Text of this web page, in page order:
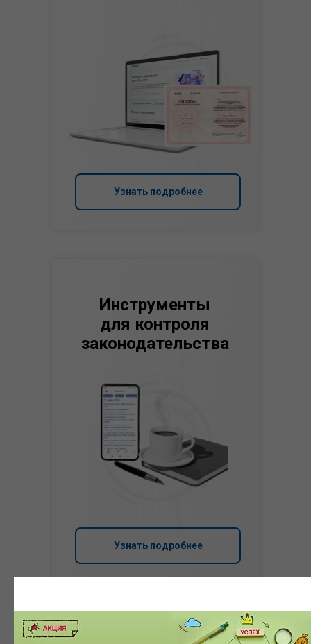
Узнать подробнее
Инструменты
для контроля
законодательства
Узнать подробнее